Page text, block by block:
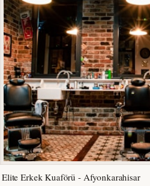
Elite Erkek Kuaförü - Afyonkarahisar